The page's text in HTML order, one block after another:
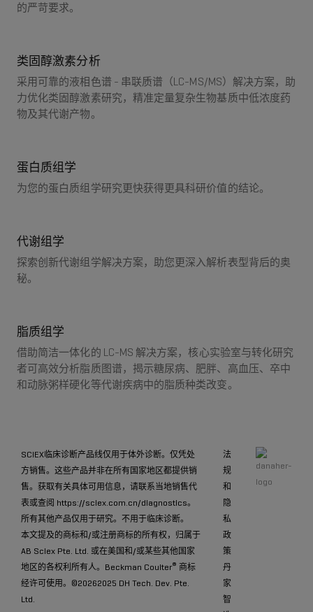
的严苛要求。
类固醇激素分析
采用可靠的液相色谱 - 串联质谱（LC-MS/MS）解决方案，助
力优化类固醇激素研究，精准定量复杂生物基质中低浓度药
物及其代谢产物。
蛋白质组学
为您的蛋白质组学研究更快获得更具科研价值的结论。
代谢组学
探索创新代谢组学解决方案，助您更深入解析表型背后的奥
秘。
脂质组学
借助简洁一体化的 LC-MS 解决方案，核心实验室与转化研究
者可高效分析脂质图谱，揭示糖尿病、肥胖、高血压、卒中
和动脉粥样硬化等代谢疾病中的脂质种类改变。
SCIEX临床诊断产品线仅用于体外诊断。仅凭处
方销售。这些产品并非在所有国家地区都提供销
售。获取有关具体可用信息，请联系当地销售代
表或查阅 https://sciex.com.cn/diagnostics。
所有其他产品仅用于研究。不用于临床诊断。
本文提及的商标和/或注册商标的所有权，归属于
AB Sciex Pte. Ltd. 或在美国和/或某些其他国家
地区的各权利所有人。Beckman Coulter® 商标
经许可使用。©20262025 DH Tech. Dev. Pte.
Ltd.
法
规
和
隐
私
政
策
丹
家
智